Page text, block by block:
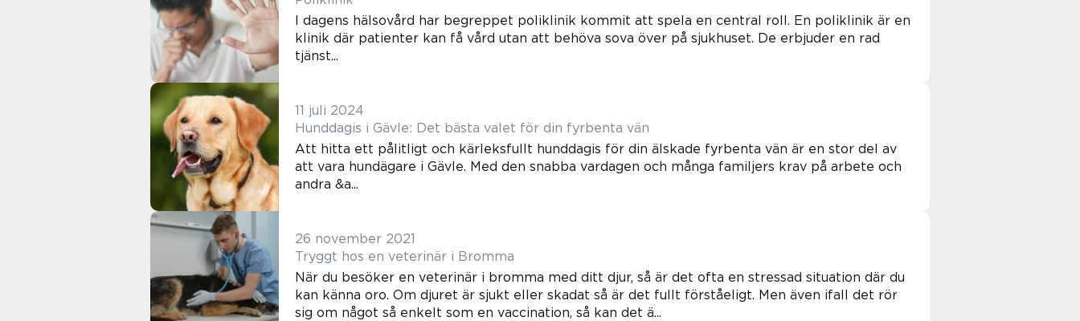
I dagens hälsovård har begreppet poliklinik kommit att spela en central roll. En poliklinik är en
klinik där patienter kan få vård utan att behöva sova över på sjukhuset. De erbjuder en rad
tjänst...
11 juli 2024
Hunddagis i Gävle: Det bästa valet för din fyrbenta vän
Att hitta ett pålitligt och kärleksfullt hunddagis för din älskade fyrbenta vän är en stor del av
att vara hundägare i Gävle. Med den snabba vardagen och många familjers krav på arbete och
andra &a...
26 november 2021
Tryggt hos en veterinär i Bromma
När du besöker en veterinär i bromma med ditt djur, så är det ofta en stressad situation där du
kan känna oro. Om djuret är sjukt eller skadat så är det fullt förståeligt. Men även ifall det rör
sig om något så enkelt som en vaccination, så kan det ä...